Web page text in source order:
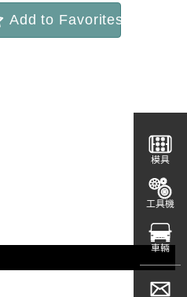
Add to Favorites
模具
工具機
車輛